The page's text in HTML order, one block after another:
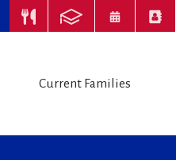
Current Families